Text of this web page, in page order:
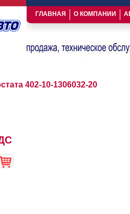
ГЛАВНАЯ О КОМПАНИИ
402-10-1306032-20